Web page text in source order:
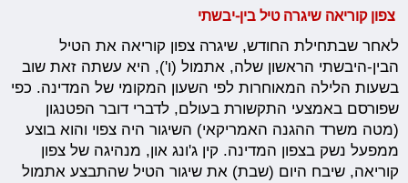
צפון קוריאה שיגרה טיל בין-יבשתי
לאחר שבתחילת החודש, שיגרה צפון קוריאה את הטיל
הבין-היבשתי הראשון שלה, אתמול (ו'), היא עשתה זאת שוב
בשעות הלילה המאוחרות לפי השעון המקומי של המדינה. כפי
שפורסם באמצעי התקשורת בעולם, לדברי דובר הפטנגון
(מטה משרד ההגנה האמריקאי) השיגור היה צפוי והוא בוצע
ממפעל נשק בצפון המדינה. קין ג'ונג און, מנהיגה של צפון
קוריאה, שיבח היום (שבת) את שיגור הטיל שהתבצע אתמול